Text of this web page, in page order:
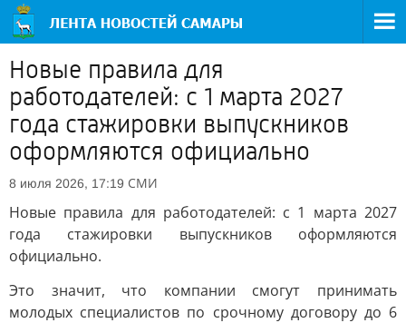
Новые правила для
работодателей: с 1 марта 2027
года стажировки выпускников
оформляются официально
8 июля 2026, 17:19 СМИ
Новые правила для работодателей: с 1 марта 2027
года стажировки выпускников оформляются
официально.
Это значит, что компании смогут принимать
молодых специалистов по срочному договору до 6